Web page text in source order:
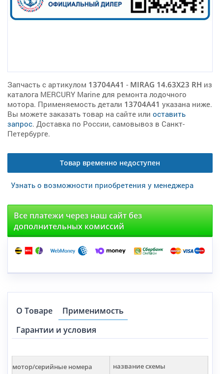
Запчасть с артикулом 13704A41 - MIRAG 14.63X23 RH из
каталога MERCURY Marine для ремонта лодочного
мотора. Применяемость детали 13704A41 указана ниже.
Вы можете заказать товар на сайте или оставить
запрос. Доставка по России, самовывоз в Санкт-
Петербурге.
Товар временно недоступен
Узнать о возможности приобретения у менеджера
Все платежи через наш сайт без
дополнительных комиссий
О Товаре
Применимость
Гарантии и условия
мотор/серийные номера название схемы